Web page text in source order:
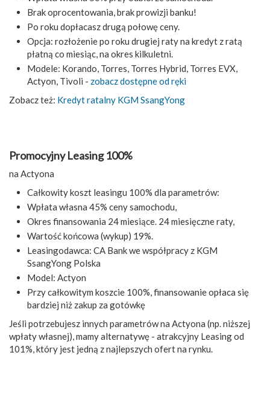
Brak oprocentowania, brak prowizji banku!
Po roku dopłacasz drugą połowę ceny.
Opcja: rozłożenie po roku drugiej raty na kredyt z ratą
płatną co miesiąc, na okres kilkuletni.
Modele: Korando, Torres, Torres Hybrid, Torres EVX,
Actyon, Tivoli - zobacz dostępne od ręki
Zobacz też: Kredyt ratalny KGM SsangYong
Promocyjny Leasing 100%
na Actyona
Całkowity koszt leasingu 100% dla parametrów:
Wpłata własna 45% ceny samochodu,
Okres finansowania 24 miesiące. 24 miesięczne raty,
Wartość końcowa (wykup) 19%.
Leasingodawca: CA Bank we współpracy z KGM
SsangYong Polska
Model: Actyon
Przy całkowitym koszcie 100%, finansowanie opłaca się
bardziej niż zakup za gotówkę
Jeśli potrzebujesz innych parametrów na Actyona (np. niższej
wpłaty własnej), mamy alternatywę - atrakcyjny Leasing od
101%, który jest jedną z najlepszych ofert na rynku.